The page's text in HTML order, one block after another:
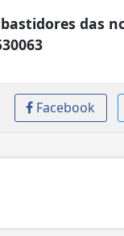
das
Facebook